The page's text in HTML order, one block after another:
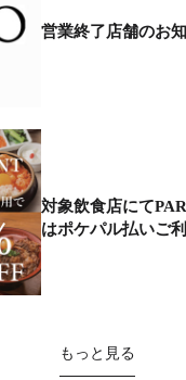
営業終了店舗のお
対象飲食店にて
はポケパル払いご
もっと見る